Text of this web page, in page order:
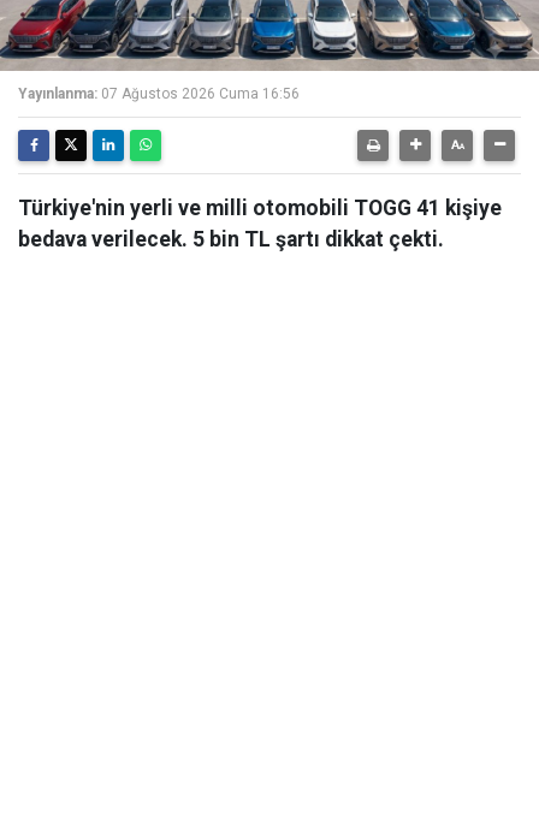
Yayınlanma: 07 Ağustos 2026 Cuma 16:56
Türkiye'nin yerli ve milli otomobili TOGG 41 kişiye
bedava verilecek. 5 bin TL şartı dikkat çekti.